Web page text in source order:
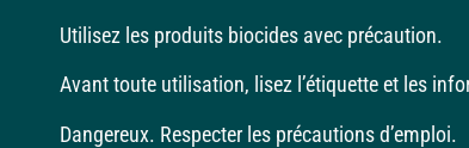
Utilisez les produits biocides avec précaution.
Avant toute utilisation, lisez l’étiquette et les
Dangereux. Respecter les précautions d’emploi.